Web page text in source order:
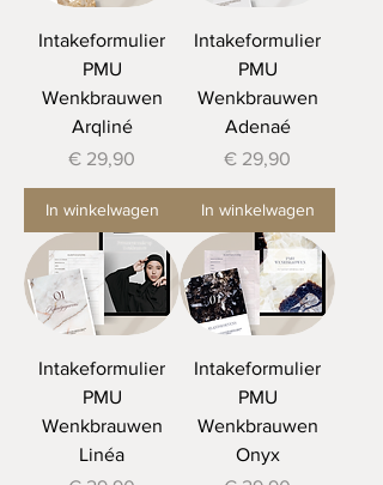
Intakeformulier
PMU
Wenkbrauwen
Arqliné
Prijs
€ 29,90
In winkelwagen
Intakeformulier
PMU
Wenkbrauwen
Adenaé
Prijs
€ 29,90
In winkelwagen
Intakeformulier
PMU
Wenkbrauwen
Linéa
Intakeformulier
PMU
Wenkbrauwen
Onyx